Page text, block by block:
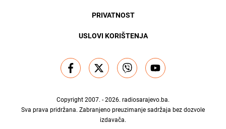
PRIVATNOST
USLOVI KORIŠTENJA
Copyright 2007. - 2026. radiosarajevo.ba.
Sva prava pridržana. Zabranjeno preuzimanje sadržaja bez dozvole
izdavača.